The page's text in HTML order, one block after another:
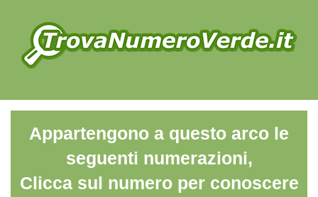
Appartengono a questo arco le
seguenti numerazioni,
Clicca sul numero per conoscere